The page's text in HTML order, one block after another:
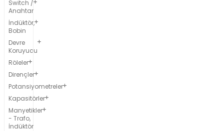
Switch /
Anahtar
İndüktör,
Bobin
Devre
Koruyucu
Röleler
Dirençler
Potansiyometreler
Kapasitörler
Manyetikler
- Trafo,
İndüktör